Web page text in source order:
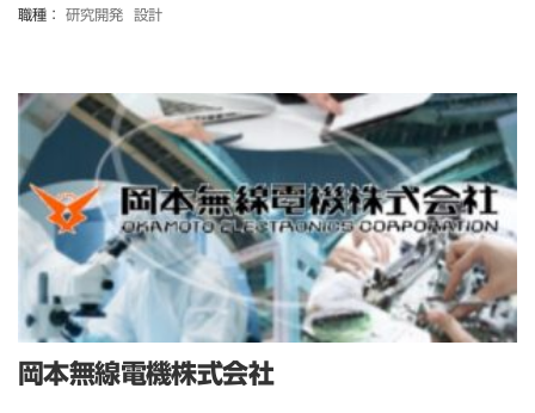
職種： 研究開発 設計
岡本無線電機株式会社